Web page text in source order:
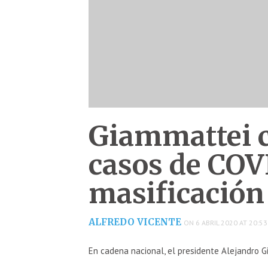
Giammattei
casos de
masificación
ALFREDO VICENTE ON 6 ABRIL 2020 AT 20:53
En cadena nacional, el presidente Alejandro